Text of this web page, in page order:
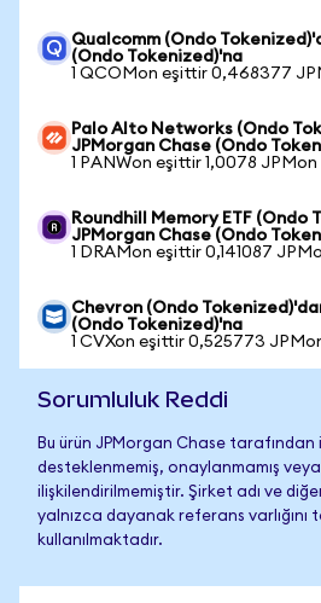
Qualcomm (Ondo
(Ondo Tokenized)'na
1 QCOMon eşittir 0,468377
Palo Alto Networks (Ondo
JPMorgan Chase (Ondo
1 PANWon eşittir 1,0078 JPMon
Roundhill Memory ETF (Ondo
JPMorgan Chase (Ondo
1 DRAMon eşittir 0,141087
Chevron (Ondo
(Ondo Tokenized)'na
1 CVXon eşittir 0,525773
Sorumluluk Reddi
Bu ürün JPMorgan Chase tarafından
desteklenmemiş, onaylanmamış
ilişkilendirilmemiştir. Şirket adı ve
yalnızca dayanak referans varlığını
kullanılmaktadır.